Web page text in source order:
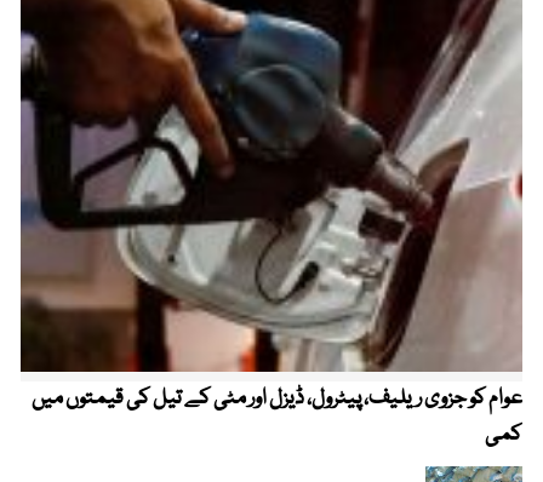
عوام کو جزوی ریلیف، پیٹرول، ڈیزل اور مٹی کے تیل کی قیمتوں میں
کمی